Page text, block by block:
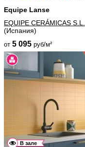
Equipe Lanse
EQUIPE CERÁMICAS S.L.
(Испания)
от 5 095 руб/м²
В зале